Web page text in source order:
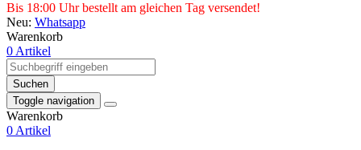
Bis 18:00 Uhr bestellt am gleichen Tag versendet!
Neu: Whatsapp
Warenkorb
0 Artikel
Suchen
Toggle navigation
Warenkorb
0 Artikel